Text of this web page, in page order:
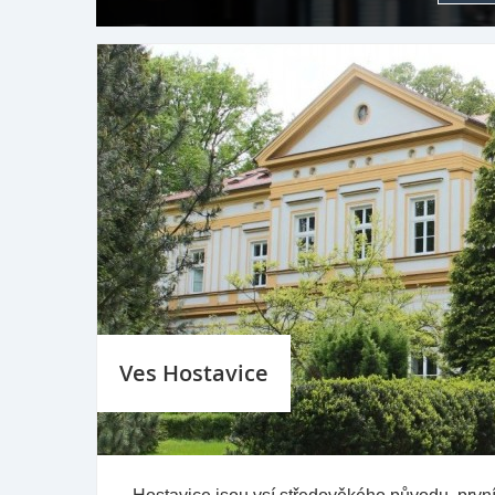
Ves Hostavice